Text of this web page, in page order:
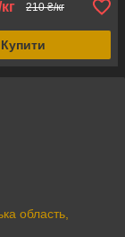
210 ₴/кг
Купити
область,